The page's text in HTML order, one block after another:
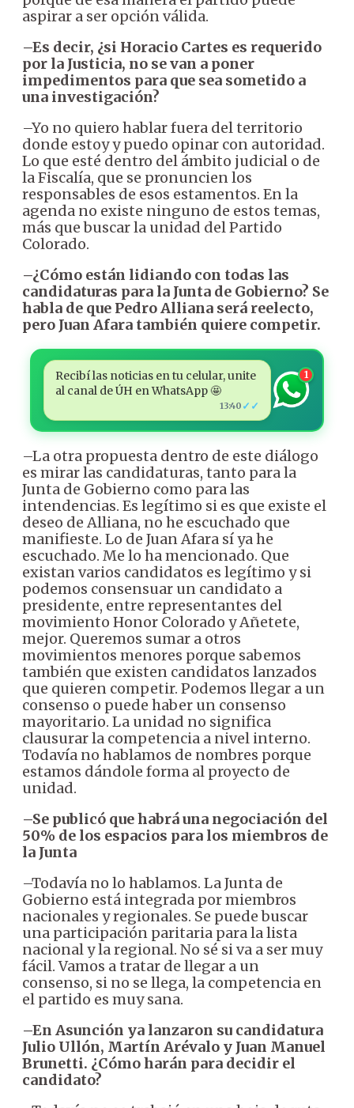
aspirar a ser opción válida.
–Es decir, ¿si Horacio Cartes es requerido
por la Justicia, no se van a poner
impedimentos para que sea sometido a
una investigación?
–Yo no quiero hablar fuera del territorio
donde estoy y puedo opinar con autoridad.
Lo que esté dentro del ámbito judicial o de
la Fiscalía, que se pronuncien los
responsables de esos estamentos. En la
agenda no existe ninguno de estos temas,
más que buscar la unidad del Partido
Colorado.
–¿Cómo están lidiando con todas las
candidaturas para la Junta de Gobierno? Se
habla de que Pedro Alliana será reelecto,
pero Juan Afara también quiere competir.
Recibí las noticias en tu celular, unite
al canal de ÚH en WhatsApp 🤩
13:40 ✓✓
1
–La otra propuesta dentro de este diálogo
es mirar las candidaturas, tanto para la
Junta de Gobierno como para las
intendencias. Es legítimo si es que existe el
deseo de Alliana, no he escuchado que
manifieste. Lo de Juan Afara sí ya he
escuchado. Me lo ha mencionado. Que
existan varios candidatos es legítimo y si
podemos consensuar un candidato a
presidente, entre representantes del
movimiento Honor Colorado y Añetete,
mejor. Queremos sumar a otros
movimientos menores porque sabemos
también que existen candidatos lanzados
que quieren competir. Podemos llegar a un
consenso o puede haber un consenso
mayoritario. La unidad no significa
clausurar la competencia a nivel interno.
Todavía no hablamos de nombres porque
estamos dándole forma al proyecto de
unidad.
–Se publicó que habrá una negociación del
50% de los espacios para los miembros de
la Junta
–Todavía no lo hablamos. La Junta de
Gobierno está integrada por miembros
nacionales y regionales. Se puede buscar
una participación paritaria para la lista
nacional y la regional. No sé si va a ser muy
fácil. Vamos a tratar de llegar a un
consenso, si no se llega, la competencia en
el partido es muy sana.
–En Asunción ya lanzaron su candidatura
Julio Ullón, Martín Arévalo y Juan Manuel
Brunetti. ¿Cómo harán para decidir el
candidato?